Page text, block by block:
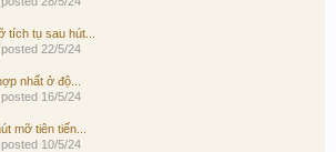
tích tụ sau hút...
posted 22/5/24
nhất ở độ...
posted 16/5/24
mỡ tiên tiến...
posted 10/5/24